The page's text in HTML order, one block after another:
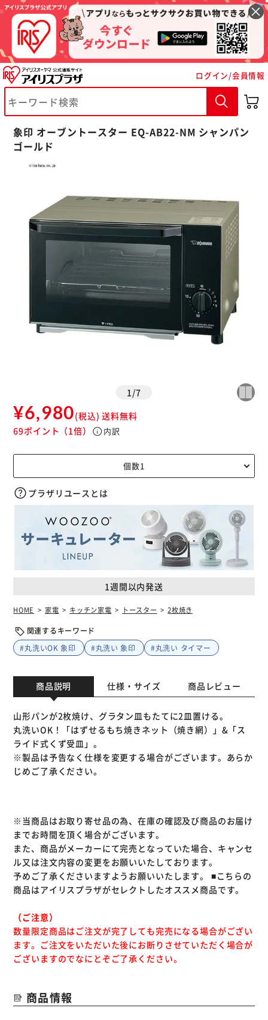
ログイン/会員情報
象印 オーブントースター EQ-AB22-NM シャンパン
ゴールド
1 /7
¥6,980(税込) 送料無料
69ポイント （1倍） info内訳
1週間以内発送
プラザリユースとは
HOME 家電 キッチン家電 トースター 2枚焼き
関連するキーワード
#丸洗いOK 象印
#丸洗い 象印 #丸洗い タイマー
商品説明 仕様・サイズ 商品レビュー
山形パンが2枚焼け、グラタン皿もたてに2皿置ける。
丸洗いOK！「はずせるもち焼きネット（焼き網）」&「ス
ライド式くず受皿」。
※製品は予告なく仕様を変更する場合がございます。あらか
じめご了承ください。
※当商品はお取り寄せ品の為、在庫の確認及び商品のお届け
までお時間を頂く場合がございます。
また、商品がメーカーにて完売となっていた場合、キャンセ
ル又は注文内容の変更をお願いいたしております。
予めご了承くださいますようお願いいたします。 ■こちらの
商品はアイリスプラザがセレクトしたオススメ商品です。
（ご注意）
数量限定商品はご注文が完了しても完売になる場合がござい
ます。ご注文をいただいた後にお断りさせていただく場合が
ございますのでなにとぞご了承ください。
商品情報
※ご確認ください
カートに入れる